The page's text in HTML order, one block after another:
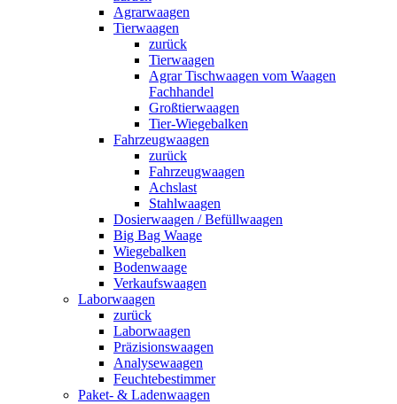
Agrarwaagen
Tierwaagen
zurück
Tierwaagen
Agrar Tischwaagen vom Waagen
Fachhandel
Großtierwaagen
Tier-Wiegebalken
Fahrzeugwaagen
zurück
Fahrzeugwaagen
Achslast
Stahlwaagen
Dosierwaagen / Befüllwaagen
Big Bag Waage
Wiegebalken
Bodenwaage
Verkaufswaagen
Laborwaagen
zurück
Laborwaagen
Präzisionswaagen
Analysewaagen
Feuchtebestimmer
Paket- & Ladenwaagen